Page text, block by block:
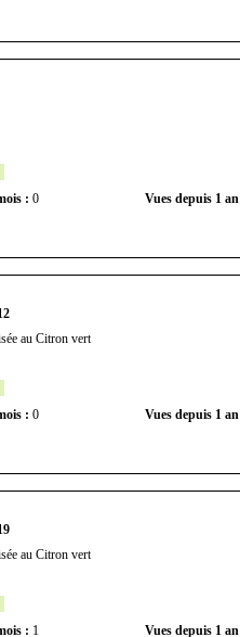
: 0 Vues depuis 1
au Citron vert
: 0 Vues depuis 1
au Citron vert
: 1 Vues depuis 1